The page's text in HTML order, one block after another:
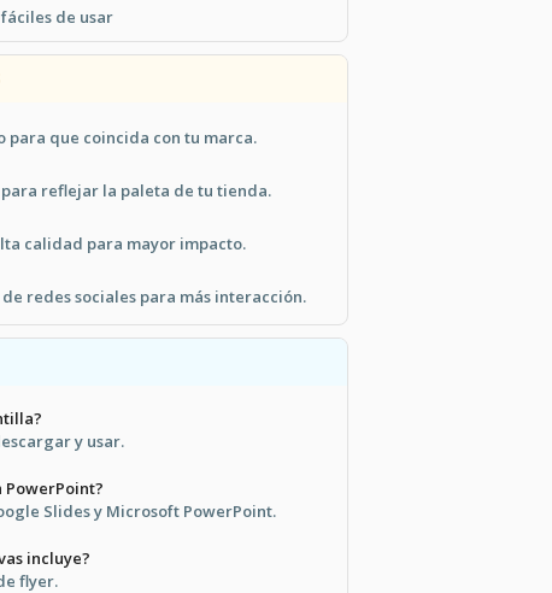
de usar
para que coincida con tu marca.
para reflejar la paleta de tu tienda.
calidad para mayor impacto.
redes sociales para más interacción.
y usar.
PowerPoint?
Slides y Microsoft PowerPoint.
incluye?
flyer.